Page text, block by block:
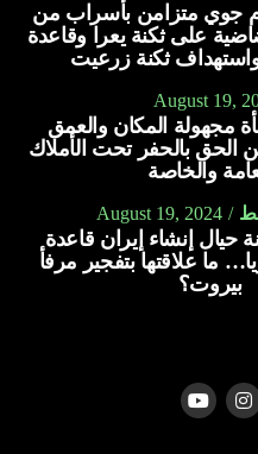
جوي متزامن بأسراب من
على ثكنة يعرا وقاعدة
ثكنة زرعيت
August 19,
منشأة مجهولة المكان والعمق
بالحفر تحت الأملاك
والخاصة
August 19, 2024
حيال إنشاء إيران قاعدة
ما علاقتها بتفجير مرفأ
بيروت؟